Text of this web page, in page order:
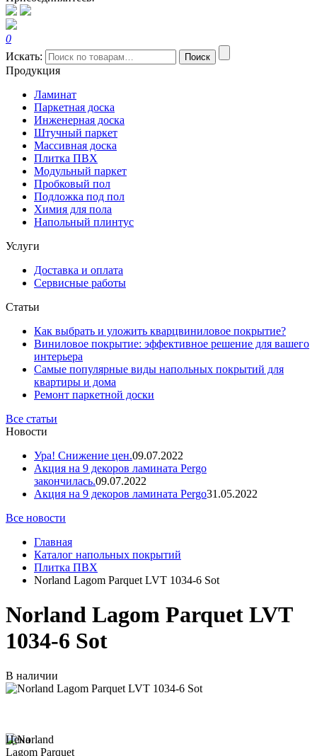
0
Искать:
Поиск
Продукция
Ламинат
Паркетная доска
Инженерная доска
Штучный паркет
Массивная доска
Плитка ПВХ
Модульный паркет
Пробковый пол
Подложка под пол
Химия для пола
Напольный плинтус
Услуги
Доставка и оплата
Сервисные работы
Статьи
Как выбрать и уложить кварцвиниловое покрытие?
Виниловое покрытие: эффективное решение для вашего
интерьера
Самые популярные виды напольных покрытий для
квартиры и дома
Ремонт паркетной доски
Все статьи
Новости
Ура! Снижение цен.09.07.2022
Акция на 9 декоров ламината Pergo
закончилась.09.07.2022
Акция на 9 декоров ламината Pergo31.05.2022
Все новости
Главная
Каталог напольных покрытий
Плитка ПВХ
Norland Lagom Parquet LVT 1034-6 Sot
Norland Lagom Parquet LVT
1034-6 Sot
В наличии
Цена